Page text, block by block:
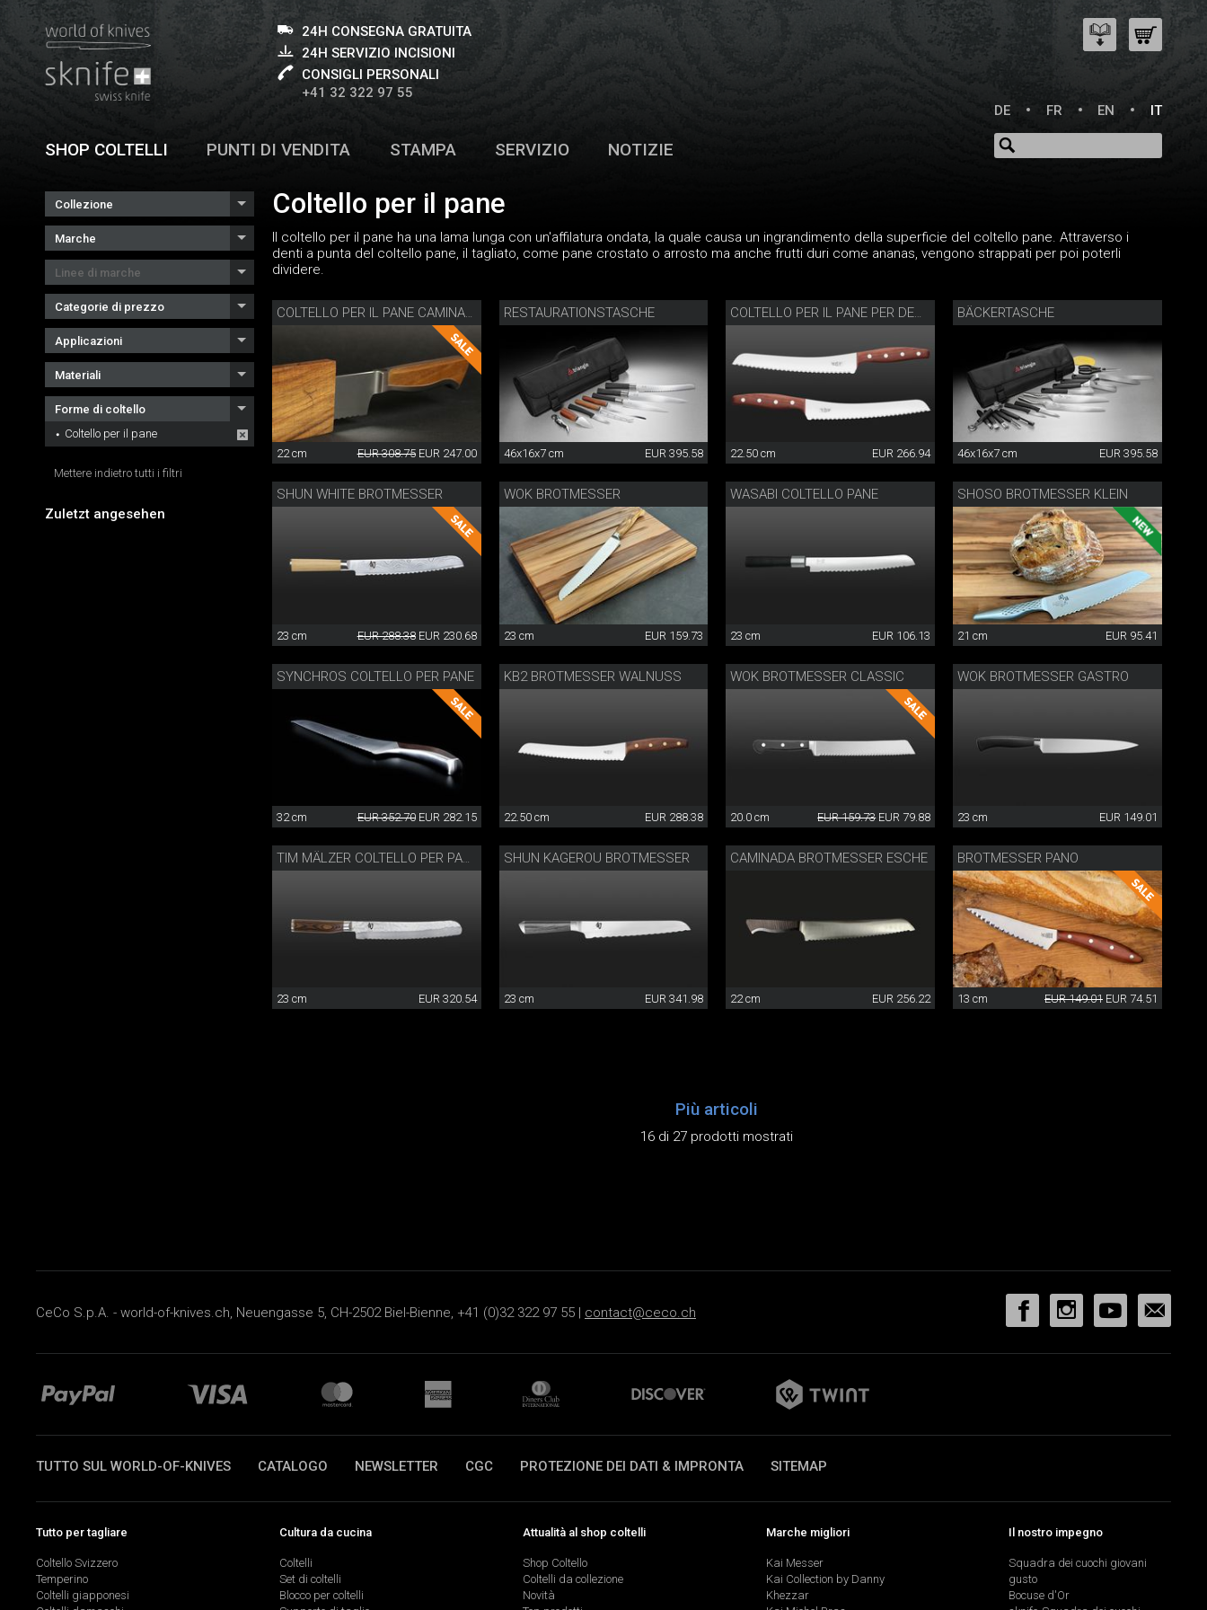
24H CONSEGNA GRATUITA
24H SERVIZIO INCISIONI
CONSIGLI PERSONALI
+41 32 322 97 55
DE
FR EN IT
SHOP COLTELLI PUNTI DI VENDITA STAMPA SERVIZIO NOTIZIE
Collezione
Marche
Linee di marche
Categorie di prezzo
Applicazioni
Materiali
Forme di coltello
Coltello per il pane
Mettere indietro tutti i filtri
Zuletzt angesehen
Coltello per il pane
Il coltello per il pane ha una lama lunga con un'affilatura ondata, la quale causa un ingrandimento della superficie del coltello pane. Attraverso i
denti a punta del coltello pane, il tagliato, come pane crostato o arrosto ma anche frutti duri come ananas, vengono strappati per poi poterli
dividere.
COLTELLO PER IL PANE CAMINADA CON FODERA DI LEGNO
22 cm EUR 308.75 EUR 247.00
RESTAURATIONSTASCHE
46x16x7 cm EUR 395.58
COLTELLO PER IL PANE PER DESTRIMANI E MANCINI PRUGNO
22.50 cm EUR 266.94
BÄCKERTASCHE
46x16x7 cm EUR 395.58
SHUN WHITE BROTMESSER
23 cm EUR 288.38 EUR 230.68
WOK BROTMESSER
23 cm EUR 159.73
WASABI COLTELLO PANE
23 cm EUR 106.13
SHOSO BROTMESSER KLEIN
21 cm EUR 95.41
SYNCHROS COLTELLO PER PANE
32 cm EUR 352.70 EUR 282.15
KB2 BROTMESSER WALNUSS
22.50 cm EUR 288.38
WOK BROTMESSER CLASSIC
20.0 cm EUR 159.73 EUR 79.88
WOK BROTMESSER GASTRO
23 cm EUR 149.01
TIM MÄLZER COLTELLO PER PANE
23 cm EUR 320.54
SHUN KAGEROU BROTMESSER
23 cm EUR 341.98
CAMINADA BROTMESSER ESCHE
22 cm EUR 256.22
BROTMESSER PANO
13 cm EUR 149.01 EUR 74.51
Più articoli
16 di 27 prodotti mostrati
CeCo S.p.A. - world-of-knives.ch, Neuengasse 5, CH-2502 Biel-Bienne, +41 (0)32 322 97 55 | contact@ceco.ch
TUTTO SUL WORLD-OF-KNIVES CATALOGO NEWSLETTER CGC PROTEZIONE DEI DATI & IMPRONTA SITEMAP
Tutto per tagliare
Coltello Svizzero
Temperino
Coltelli giapponesi
Cultura da cucina
Coltelli
Set di coltelli
Blocco per coltelli
Attualità al shop coltelli
Shop Coltello
Coltelli da collezione
Novità
Marche migliori
Kai Messer
Kai Collection by Danny
Khezzar
Il nostro impegno
Squadra dei cuochi giovani
gusto
Bocuse d'Or